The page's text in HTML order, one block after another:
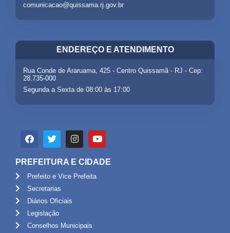
comunicacao@quissama.rj.gov.br
ENDEREÇO E ATENDIMENTO
Rua Conde de Araruama, 425 - Centro Quissamã - RJ - Cep:
28.735-000
Segunda a Sexta de 08:00 às 17:00
PREFEITURA E CIDADE
Prefeito e Vice Prefeita
Secretarias
Diários Oficiais
Legislação
Conselhos Municipais